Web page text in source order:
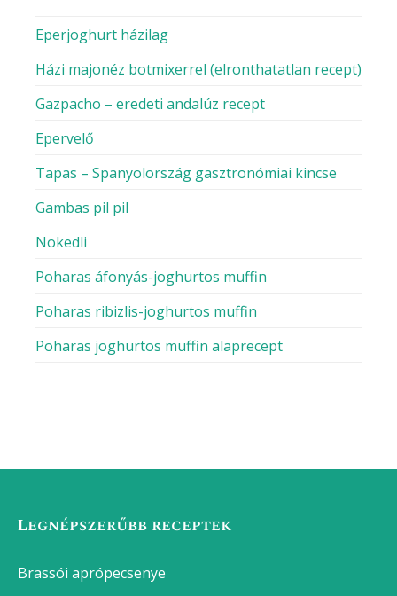
Eperjoghurt házilag
Házi majonéz botmixerrel (elronthatatlan recept)
Gazpacho – eredeti andalúz recept
Epervelő
Tapas – Spanyolország gasztronómiai kincse
Gambas pil pil
Nokedli
Poharas áfonyás-joghurtos muffin
Poharas ribizlis-joghurtos muffin
Poharas joghurtos muffin alaprecept
Legnépszerűbb receptek
Brassói aprópecsenye